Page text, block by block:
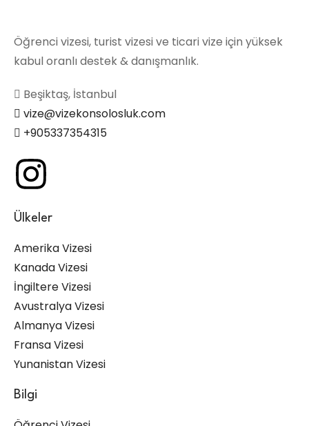
Öğrenci vizesi, turist vizesi ve ticari vize için yüksek
kabul oranlı destek & danışmanlık.
Beşiktaş, İstanbul
vize@vizekonsolosluk.com
+905337354315
Ülkeler
Amerika Vizesi
Kanada Vizesi
İngiltere Vizesi
Avustralya Vizesi
Almanya Vizesi
Fransa Vizesi
Yunanistan Vizesi
Bilgi